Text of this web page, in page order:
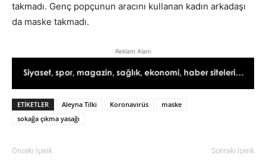
takmadı. Genç popçunun aracını kullanan kadın arkadaşı
da maske takmadı.
Reklam Alanı
ETIKETLER Aleyna Tilki Koronavirüs
maske
sokağa çıkma yasağı
Önceki İçerik Sonraki İçerik